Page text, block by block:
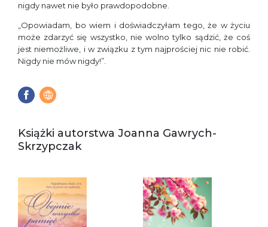
nigdy nawet nie było prawdopodobne.
„Opowiadam, bo wiem i doświadczyłam tego, że w życiu
może zdarzyć się wszystko, nie wolno tylko sądzić, że coś
jest niemożliwe, i w związku z tym najprościej nic nie robić.
Nigdy nie mów nigdy!”.
Książki autorstwa Joanna Gawrych-
Skrzypczak